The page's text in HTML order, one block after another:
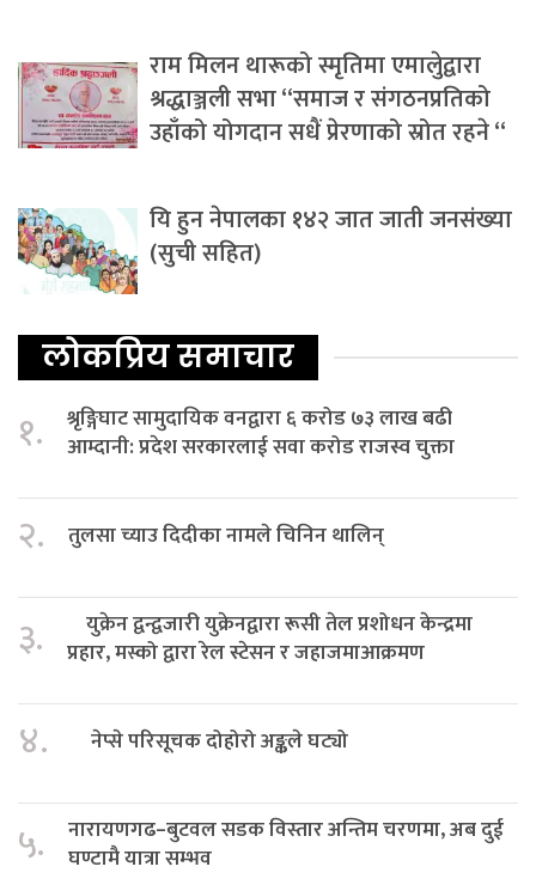
राम मिलन थारूको स्मृतिमा एमालेुद्वारा
श्रद्धाञ्जली सभा “समाज र संगठनप्रतिको
उहाँको योगदान सधैं प्रेरणाको स्रोत रहने “
यि हुन नेपालका १४२ जात जाती जनसंख्या
(सुची सहित)
लोकप्रिय समाचार
१.
श्रृङ्गिघाट सामुदायिक वनद्वारा ६ करोड ७३ लाख बढी
आम्दानी: प्रदेश सरकारलाई सवा करोड राजस्व चुक्ता
२. तुलसा च्याउ दिदीका नामले चिनिन थालिन्
३.
युक्रेन द्वन्द्वजारी युक्रेनद्वारा रूसी तेल प्रशोधन केन्द्रमा
प्रहार, मस्को द्वारा रेल स्टेसन र जहाजमाआक्रमण
४. नेप्से परिसूचक दोहोरो अङ्कले घट्यो
५.
नारायणगढ–बुटवल सडक विस्तार अन्तिम चरणमा, अब दुई
घण्टामै यात्रा सम्भव